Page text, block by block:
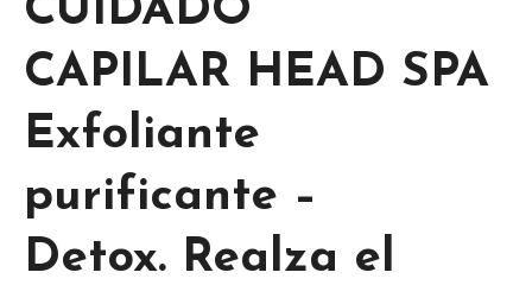
CUIDADO
CAPILAR HEAD SPA
Exfoliante
purificante –
Detox. Realza el